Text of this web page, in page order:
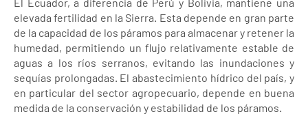
elevada fertilidad en la Sierra. Esta depende en gran parte
de la capacidad de los páramos para almacenar y retener la
humedad, permitiendo un flujo relativamente estable de
aguas a los ríos serranos, evitando las inundaciones y
sequías prolongadas. El abastecimiento hídrico del país, y
en particular del sector agropecuario, depende en buena
medida de la conservación y estabilidad de los páramos.